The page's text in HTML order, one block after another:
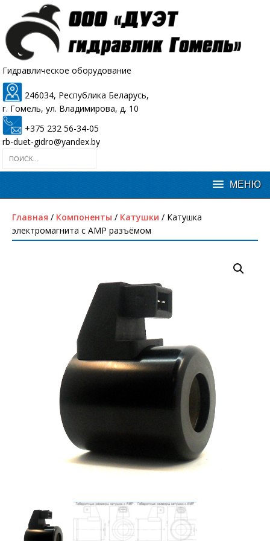
Гидравлическое оборудование
246034, Республика Беларусь,
г. Гомель, ул. Владимирова, д. 10
+375 232 56-34-05
rb-duet-gidro@yandex.by
Главная / Компоненты / Катушки / Катушка
электромагнита с AMP разъёмом